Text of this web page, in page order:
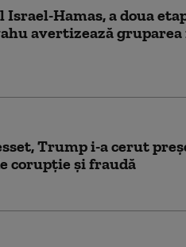
Israel-Hamas, a doua
avertizează
Trump i-a cerut
corupție și fraudă